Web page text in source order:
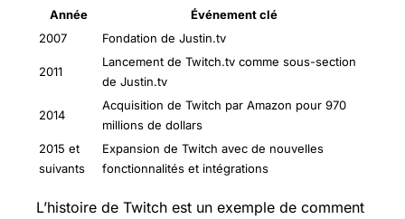
Année
Événement clé
2007
Fondation de Justin.tv
2011
Lancement de Twitch.tv comme sous-section
de Justin.tv
2014
Acquisition de Twitch par Amazon pour 970
millions de dollars
2015 et
suivants
Expansion de Twitch avec de nouvelles
fonctionnalités et intégrations
L’histoire de Twitch est un exemple de comment